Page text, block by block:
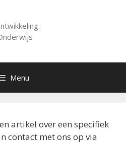
Menu
artikel over een specifiek
contact met ons op via